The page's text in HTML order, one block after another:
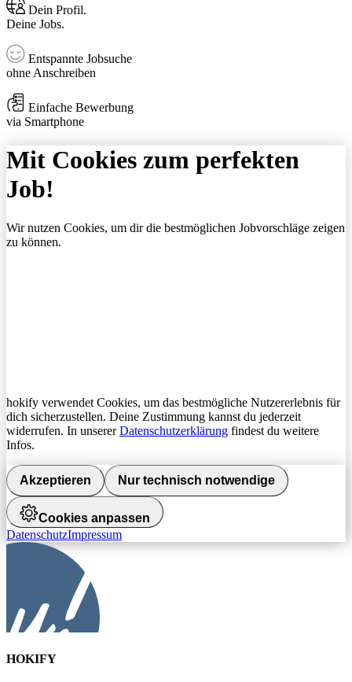
Dein Profil.
Deine Jobs.
Entspannte Jobsuche
ohne Anschreiben
Einfache Bewerbung
via Smartphone
Mit Cookies zum perfekten
Job!
Wir nutzen Cookies, um dir die bestmöglichen Jobvorschläge zeigen
zu können.
hokify verwendet Cookies, um das bestmögliche Nutzererlebnis für
dich sicherzustellen. Deine Zustimmung kannst du jederzeit
widerrufen. In unsererDatenschutzerklärung findest du weitere
Infos.
Akzeptieren Nur technisch notwendige
Cookies anpassen
DatenschutzImpressum
HOKIFY